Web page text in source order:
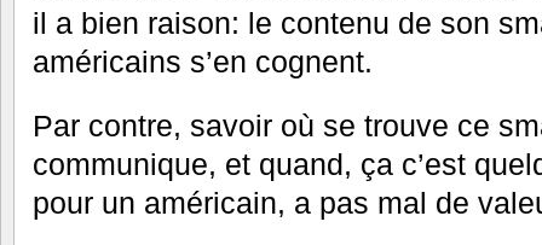
il a bien raison: le contenu de son
américains s’en cognent.
Par contre, savoir où se trouve ce
communique, et quand, ça c’est
pour un américain, a pas mal de